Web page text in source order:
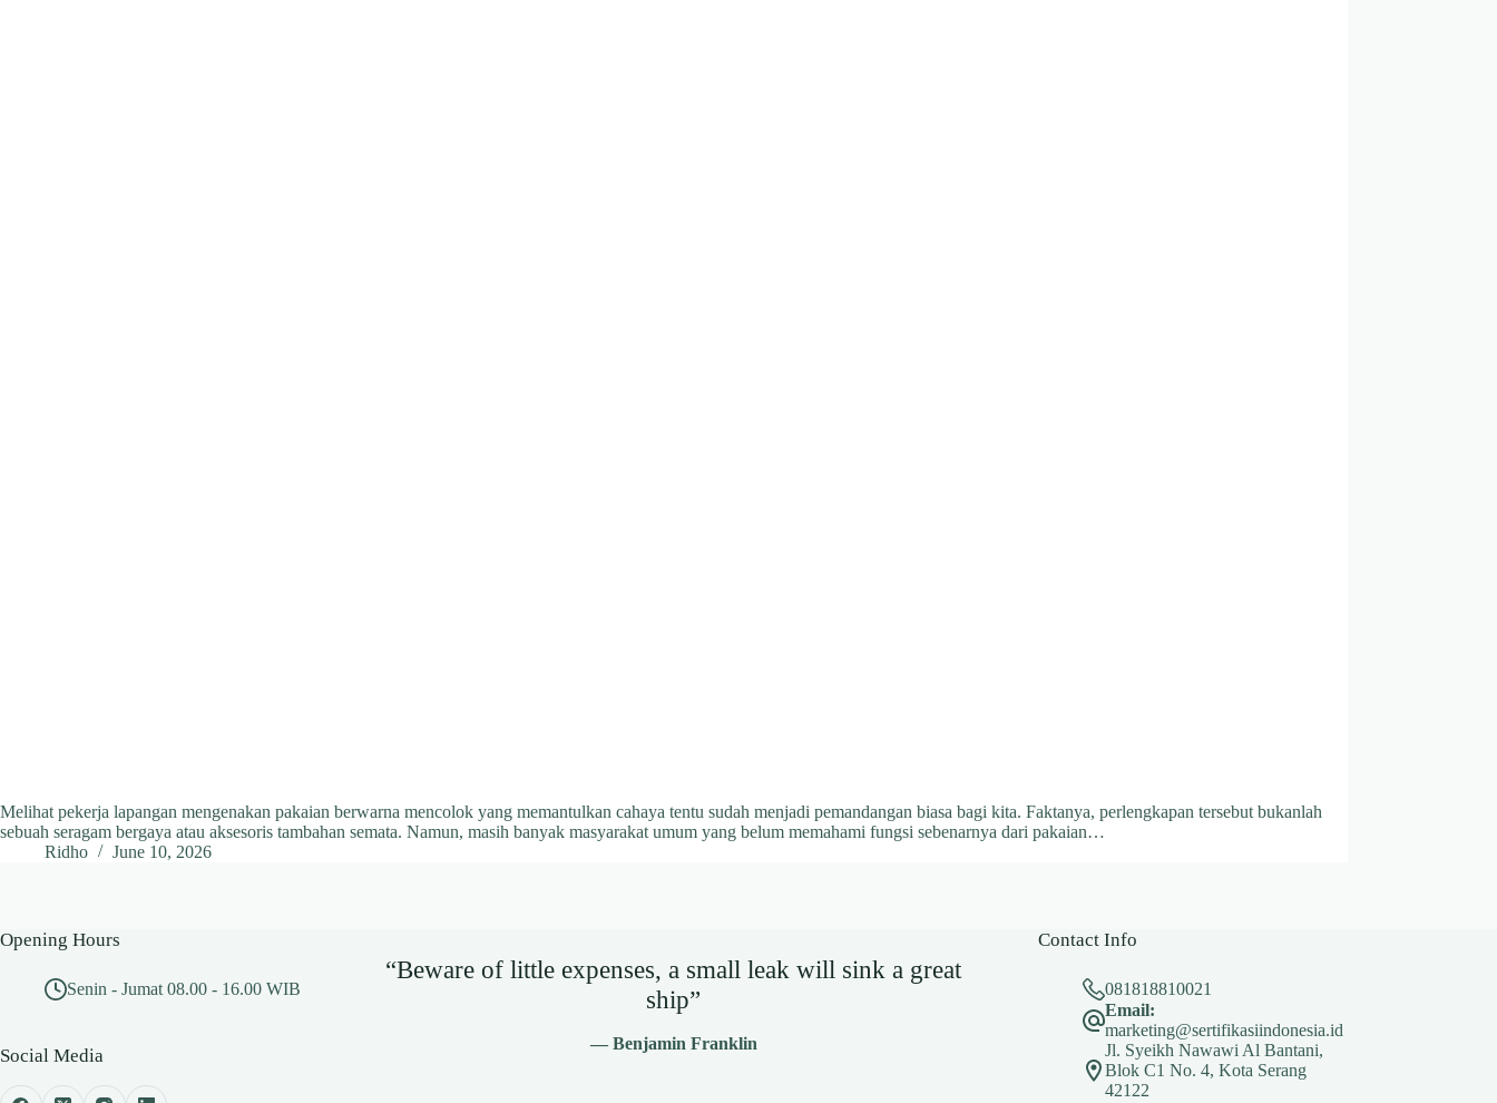
Melihat pekerja lapangan mengenakan pakaian berwarna mencolok yang memantulkan cahaya tentu sudah menjadi pemandangan biasa bagi kita. Faktanya, perlengkapan tersebut bukanlah
sebuah seragam bergaya atau aksesoris tambahan semata. Namun, masih banyak masyarakat umum yang belum memahami fungsi sebenarnya dari pakaian…
Ridho
June 10, 2026
Opening Hours
Senin - Jumat 08.00 - 16.00 WIB
Social Media
“Beware of little expenses, a small leak will sink a great
ship”
— Benjamin Franklin
Contact Info
081818810021
Email:
marketing@sertifikasiindonesia.id
Jl. Syeikh Nawawi Al Bantani,
Blok C1 No. 4, Kota Serang
42122